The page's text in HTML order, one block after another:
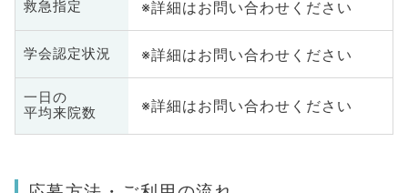
救急指定 ※詳細はお問い合わせください
学会認定状況 ※詳細はお問い合わせください
一日の
平均来院数
※詳細はお問い合わせください